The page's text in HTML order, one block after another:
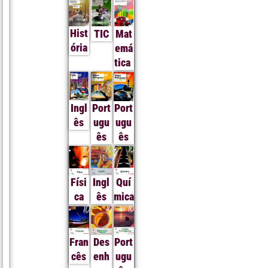
Hist
ória
TIC Mat
emá
tica
Ingl
ês
Port
ugu
ês
Port
ugu
ês
Físi
ca
Ingl
ês
Quí
mica
Fran
cês
Des
enh
Port
ugu